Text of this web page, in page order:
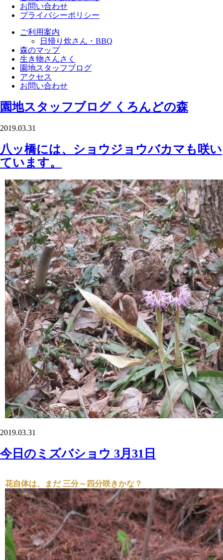
お問い合わせ
プライバシーポリシー
ご利用案内
日帰り炊さん・BBQ
森のマップ
生き物さんさく
園地スタッフブログ
アクセス
お問い合わせ
園地スタッフブログ くろんどの森
2019.03.31
八ッ橋には、ショウジョウバカマも咲い
ています。
2019.03.31
今日のミズバショウ 3月31日
花自体は、まだ 三分～四分咲きかな？